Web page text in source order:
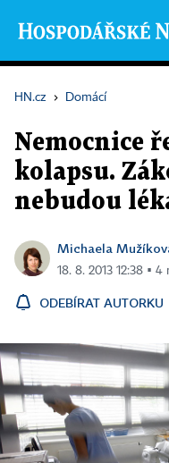
HN.cz › Domácí
Nemocnice
kolapsu.
nebudou
Michaela
18. 8. 2013 12:38 ▪
ODEBÍRAT AUTORKU